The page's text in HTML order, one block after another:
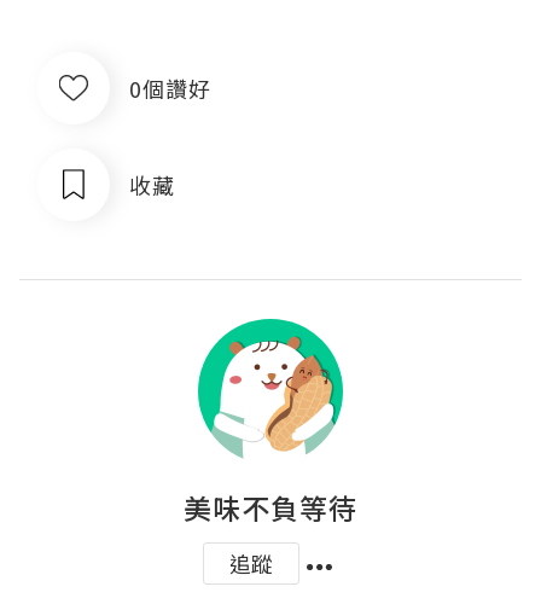
0個讚好
收藏
美味不負等待
追蹤